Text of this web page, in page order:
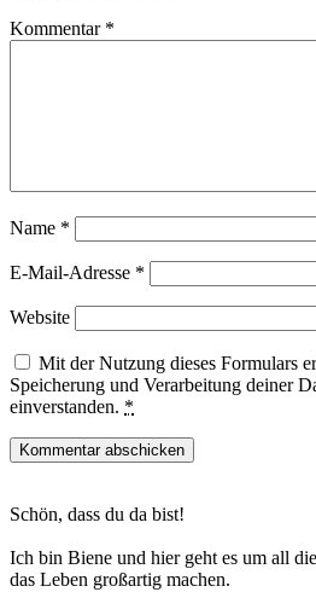
Kommentar *
Name *
E-Mail-Adresse *
Website
Mit der Nutzung dieses Formulars
Speicherung und Verarbeitung deiner
einverstanden. *
Sidebar
Schön, dass du da bist!
Ich bin Biene und hier geht es um all
das Leben großartig machen.